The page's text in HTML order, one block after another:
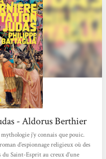
- Aldorus Berthier
j’y connais que pouic.
d’espionnage religieux où des
Saint-Esprit au creux d’une